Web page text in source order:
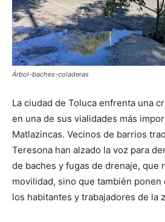
Árbol-baches-coladeras
La ciudad de Toluca enfrenta una
en una de sus vialidades más
Matlazincas. Vecinos de barrios
Teresona han alzado la voz para
de baches y fugas de drenaje, que
movilidad, sino que también ponen
los habitantes y trabajadores de la